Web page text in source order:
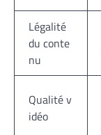
Légalité
du conte
nu
Qualité v
idéo